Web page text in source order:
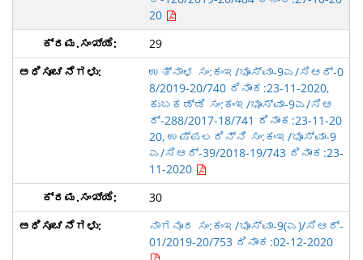
20
29
ಉತ್ನಾಳ ಸಂ:ಕಂಇ/ಭೂಸ್ವಾ-9ಎ/ಸಿಆರ್-0
8/2019-20/740 ದಿನಾಂಕ:23-11-2020,
ಕುಬಕಡ್ಡಿ ಸಂ:ಕಂಇ/ಭೂಸ್ವಾ-9ಎ/ಸಿಆ
ರ್-288/2017-18/741 ದಿನಾಂಕ:23-11-20
20, ಉಪ್ಪಲದಿನ್ನಿ ಸಂ:ಕಂಇ/ಭೂಸ್ವಾ-9
ಎ/ಸಿಆರ್-39/2018-19/743 ದಿನಾಂಕ:23-
11-2020
30
ನಾಗನೂರ ಸಂ:ಕಂಇ/ಭೂಸ್ವಾ-9(ಎ)/ಸಿಆರ್-
01/2019-20/753 ದಿನಾಂಕ:02-12-2020